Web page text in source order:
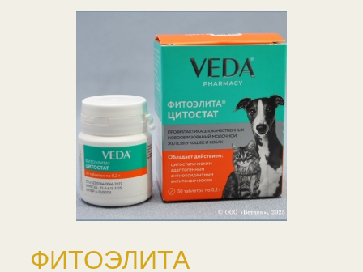
ФИТОЭЛИТА